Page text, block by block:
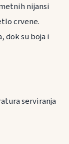
nijansi
crvene.
dok su boja i
serviranja